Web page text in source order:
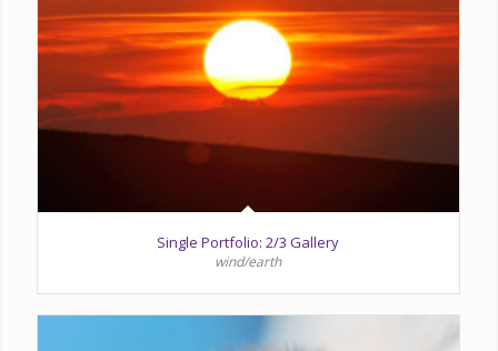
Single Portfolio: 2/3 Gallery
wind/earth